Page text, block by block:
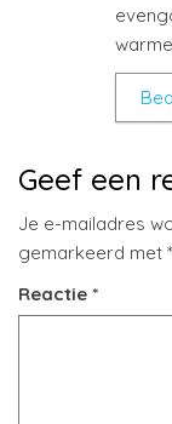
Geef een
Je e-mailadres
gemarkeerd met *
Reactie *